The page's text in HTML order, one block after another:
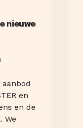
nieuwe
en
en de
We